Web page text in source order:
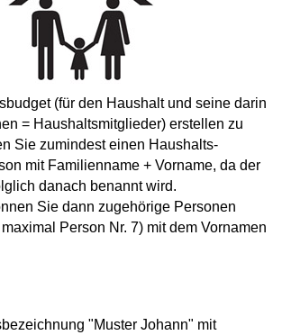
(für den Haushalt und seine darin
= Haushaltsmitglieder) erstellen zu
Sie zumindest einen Haushalts-
mit Familienname + Vorname, da der
danach benannt wird.
Sie dann zugehörige Personen
Person Nr. 7) mit dem Vornamen
"Muster Johann" mit